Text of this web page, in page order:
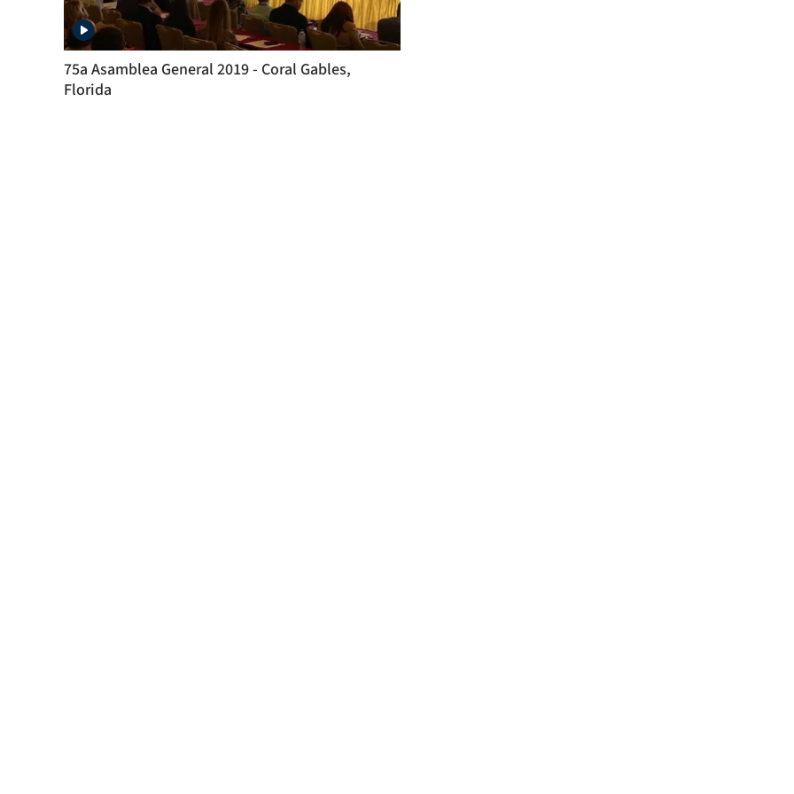
75a Asamblea General 2019 - Coral Gables,
Florida